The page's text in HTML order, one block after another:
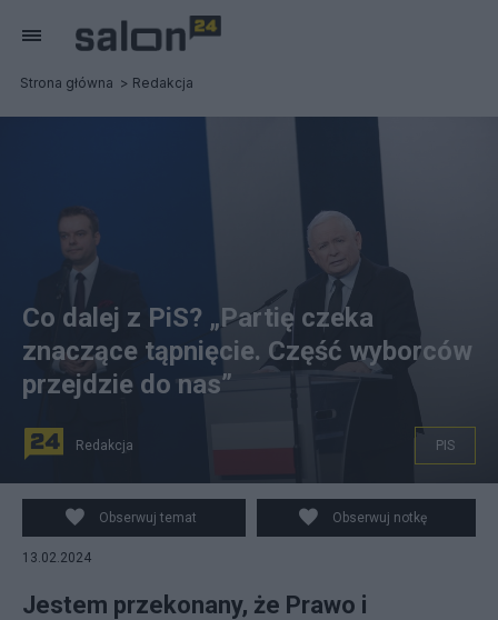
Strona główna Redakcja
Partię Jarosława Kaczyńskiego czeka tąpnięcie, mówi
nasz rozmówca Fot. PAP/Marcin Obara
Co dalej z PiS? „Partię czeka
znaczące tąpnięcie. Część wyborców
przejdzie do nas”
Redakcja PIS
Obserwuj temat Obserwuj notkę
13.02.2024
Jestem przekonany, że Prawo i